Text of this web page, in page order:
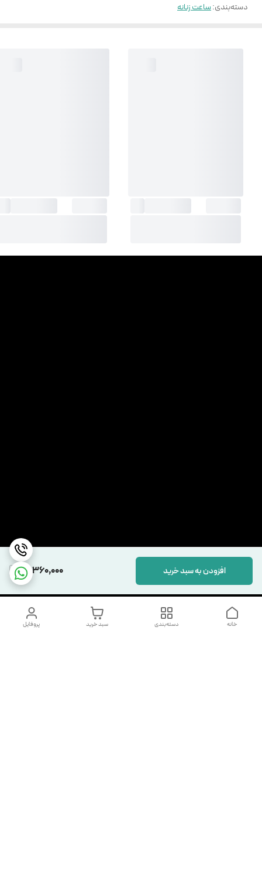
15,360,000 افزودن به سبد خرید
دسته‌بندی:ساعت زنانه
پروفایل سبد خرید دسته‌بندی خانه